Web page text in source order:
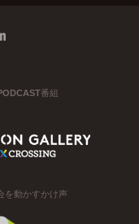
番組
を動かすかけ声